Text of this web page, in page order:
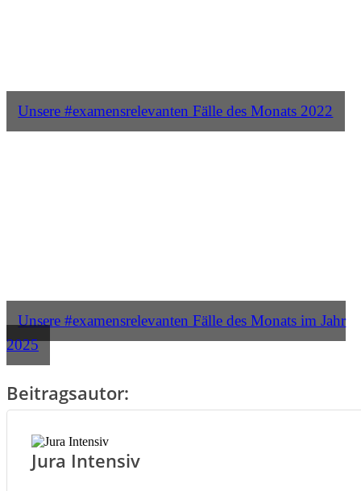
Unsere #examensrelevanten Fälle des Monats 2022
Unsere #examensrelevanten Fälle des Monats im Jahr
2025
Beitragsautor:
Jura Intensiv